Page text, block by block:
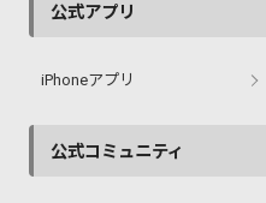
公式アプリ
iPhoneアプリ
公式コミュニティ